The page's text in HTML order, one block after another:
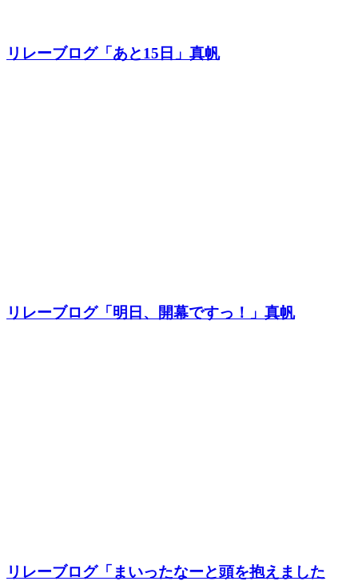
リレーブログ「あと15日」真帆
リレーブログ「明日、開幕ですっ！」真帆
リレーブログ「まいったなーと頭を抱えました